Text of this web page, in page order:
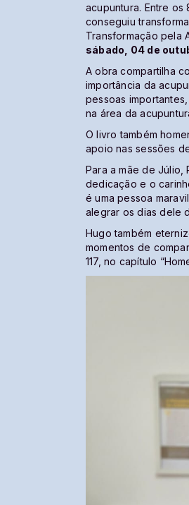
acupuntura. Entre os
conseguiu
Transformação pela
sábado, 04 de
A obra compartilha
importância da
pessoas
na área da
O livro também
apoio nas sessões
Para a mãe de Júlio,
dedicação e o
é uma pessoa
alegrar os dias dele
Hugo também
momentos de
117, no capítulo